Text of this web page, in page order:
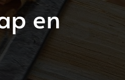
en